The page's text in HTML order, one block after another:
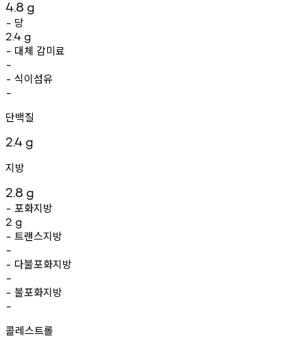
4.8 g
- 당
2.4 g
- 대체 감미료
-
- 식이섬유
-
단백질
2.4 g
지방
2.8 g
- 포화지방
2 g
- 트랜스지방
-
- 다불포화지방
-
- 불포화지방
-
콜레스트롤